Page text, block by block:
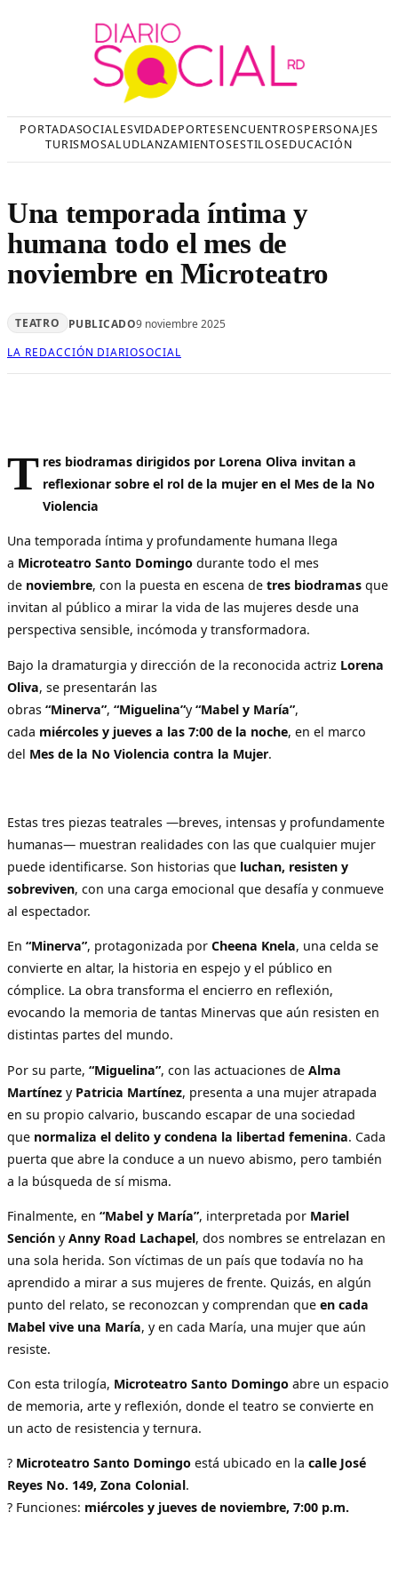
PORTADASOCIALESVIDADEPORTESENCUENTROSPERSONAJES
TURISMOSALUDLANZAMIENTOSESTILOSEDUCACIÓN
Una temporada íntima y
humana todo el mes de
noviembre en Microteatro
TEATRO PUBLICADO9 noviembre 2025
LA REDACCIÓN DIARIOSOCIAL
T res biodramas dirigidos por Lorena Oliva invitan a
reflexionar sobre el rol de la mujer en el Mes de la No
Violencia
Una temporada íntima y profundamente humana llega
a Microteatro Santo Domingo durante todo el mes
de noviembre, con la puesta en escena de tres biodramas que
invitan al público a mirar la vida de las mujeres desde una
perspectiva sensible, incómoda y transformadora.
Bajo la dramaturgia y dirección de la reconocida actriz Lorena
Oliva, se presentarán las
obras “Minerva”, “Miguelina”y“Mabel y María”,
cada miércoles y jueves a las 7:00 de la noche, en el marco
del Mes de la No Violencia contra la Mujer.
Estas tres piezas teatrales —breves, intensas y profundamente
humanas— muestran realidades con las que cualquier mujer
puede identificarse. Son historias que luchan, resisten y
sobreviven, con una carga emocional que desafía y conmueve
al espectador.
En “Minerva”, protagonizada por Cheena Knela, una celda se
convierte en altar, la historia en espejo y el público en
cómplice. La obra transforma el encierro en reflexión,
evocando la memoria de tantas Minervas que aún resisten en
distintas partes del mundo.
Por su parte, “Miguelina”, con las actuaciones de Alma
Martínez y Patricia Martínez, presenta a una mujer atrapada
en su propio calvario, buscando escapar de una sociedad
que normaliza el delito y condena la libertad femenina. Cada
puerta que abre la conduce a un nuevo abismo, pero también
a la búsqueda de sí misma.
Finalmente, en “Mabel y María”, interpretada por Mariel
Sención yAnny Road Lachapel, dos nombres se entrelazan en
una sola herida. Son víctimas de un país que todavía no ha
aprendido a mirar a sus mujeres de frente. Quizás, en algún
punto del relato, se reconozcan y comprendan que en cada
Mabel vive una María, y en cada María, una mujer que aún
resiste.
Con esta trilogía, Microteatro Santo Domingo abre un espacio
de memoria, arte y reflexión, donde el teatro se convierte en
un acto de resistencia y ternura.
? Microteatro Santo Domingo está ubicado en la calle José
Reyes No. 149, Zona Colonial.
? Funciones: miércoles y jueves de noviembre, 7:00 p.m.